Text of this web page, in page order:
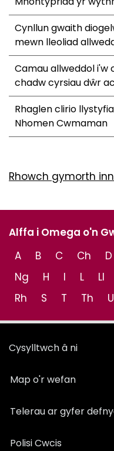
Cynllun gwaith
mewn lleoliad
Camau allweddol i'w
chadw cyrsiau dŵr
Rhaglen clirio
Nhomen Cwmaman
Rhowch gymorth
Alffa i Omega o'n
A
B C Ch D
Ng
H I L Ll
Rh
S T Th U
Cysylltwch â ni
Map o'r wefan
Telerau ar gyfer
Polisi Cwcis